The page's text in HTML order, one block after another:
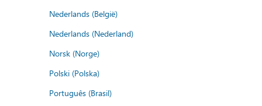
Nederlands (België)
Nederlands (Nederland)
Norsk (Norge)
Polski (Polska)
Português (Brasil)